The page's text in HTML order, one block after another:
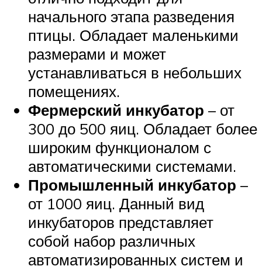
начального этапа разведения
птицы. Обладает маленькими
размерами и может
устанавливаться в небольших
помещениях.
Фермерский инкубатор – от
300 до 500 яиц. Обладает более
широким функционалом с
автоматическими системами.
Промышленный инкубатор –
от 1000 яиц. Данный вид
инкубаторов представляет
собой набор различных
автоматизированных систем и